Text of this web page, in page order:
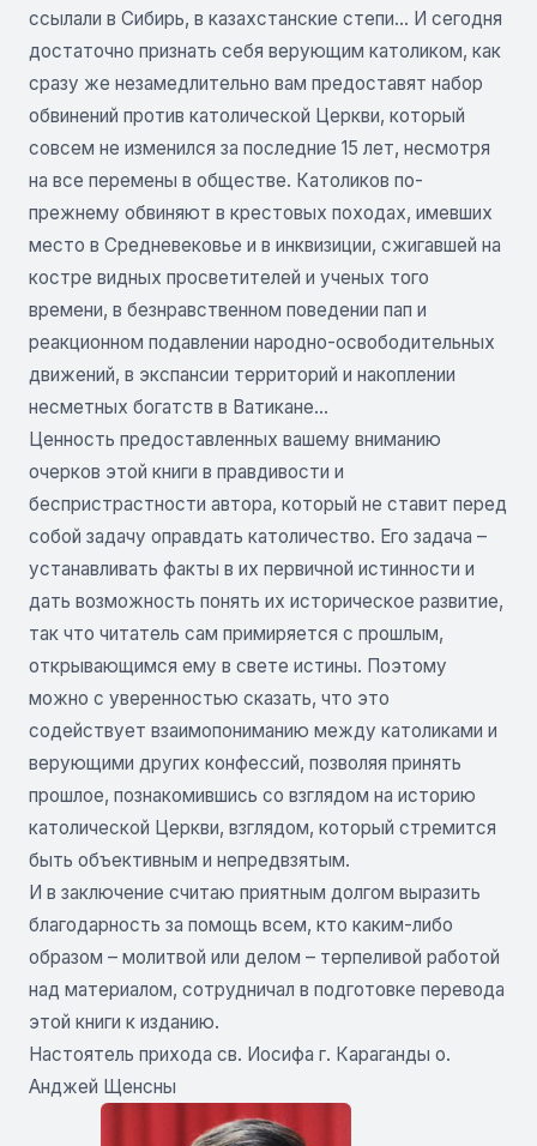
ссылали в Сибирь, в казахстанские степи… И сегодня
достаточно признать себя верующим католиком, как
сразу же незамедлительно вам предоставят набор
обвинений против католической Церкви, который
совсем не изменился за последние 15 лет, несмотря
на все перемены в обществе. Католиков по-
прежнему обвиняют в крестовых походах, имевших
место в Средневековье и в инквизиции, сжигавшей на
костре видных просветителей и ученых того
времени, в безнравственном поведении пап и
реакционном подавлении народно-освободительных
движений, в экспансии территорий и накоплении
несметных богатств в Ватикане…
Ценность предоставленных вашему вниманию
очерков этой книги в правдивости и
беспристрастности автора, который не ставит перед
собой задачу оправдать католичество. Его задача –
устанавливать факты в их первичной истинности и
дать возможность понять их историческое развитие,
так что читатель сам примиряется с прошлым,
открывающимся ему в свете истины. Поэтому
можно с уверенностью сказать, что это
содействует взаимопониманию между католиками и
верующими других конфессий, позволяя принять
прошлое, познакомившись со взглядом на историю
католической Церкви, взглядом, который стремится
быть объективным и непредвзятым.
И в заключение считаю приятным долгом выразить
благодарность за помощь всем, кто каким-либо
образом – молитвой или делом – терпеливой работой
над материалом, сотрудничал в подготовке перевода
этой книги к изданию.
Настоятель прихода св. Иосифа г. Караганды о.
Анджей Щенсны